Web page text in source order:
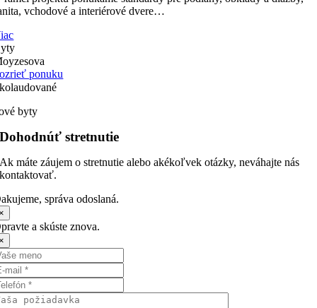
vchodové a interiérové dvere…
ponuku
byty
Dohodnúť stretnutie
Ak máte záujem o stretnutie alebo akékoľvek otázky, neváhajte nás
kontaktovať.
správa odoslaná.
a skúste znova.